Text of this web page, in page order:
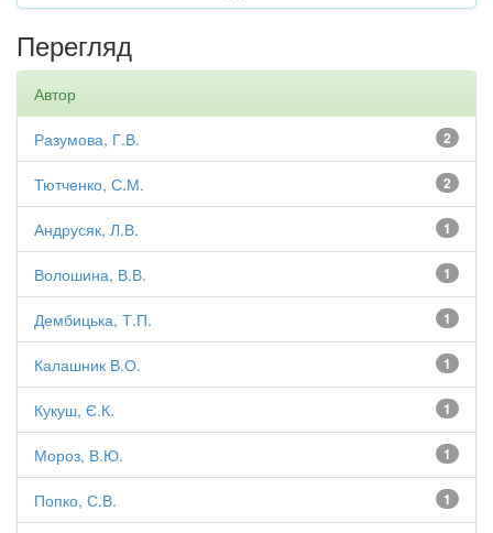
Перегляд
Автор
2
Разумова, Г.В.
2
Тютченко, С.М.
1
Андрусяк, Л.В.
1
Волошина, В.В.
1
Дембицька, Т.П.
1
Калашник В.О.
1
Кукуш, Є.К.
1
Мороз, В.Ю.
1
Попко, С.В.